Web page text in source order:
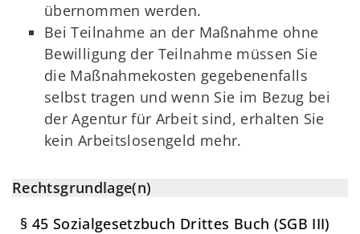
übernommen werden.
Bei Teilnahme an der Maßnahme ohne
Bewilligung der Teilnahme müssen Sie
die Maßnahmekosten gegebenenfalls
selbst tragen und wenn Sie im Bezug bei
der Agentur für Arbeit sind, erhalten Sie
kein Arbeitslosengeld mehr.
Rechtsgrundlage(n)
§ 45 Sozialgesetzbuch Drittes Buch (SGB III)